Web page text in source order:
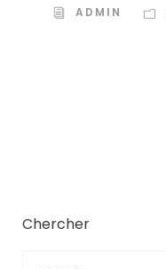
ADMIN
Chercher